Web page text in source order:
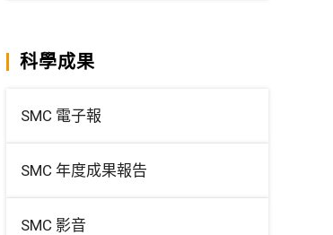
科學成果
SMC 電子報
SMC 年度成果報告
SMC 影音